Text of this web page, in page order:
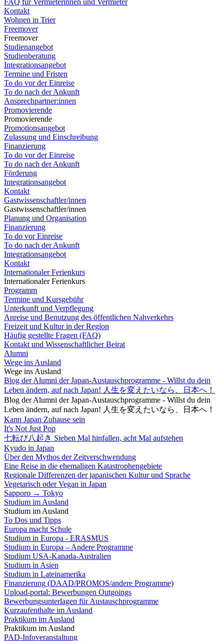
FAQ für Vermieterinnen und Vermieter
Kontakt
Wohnen in Trier
Freemover
Freemover
Studienangebot
Studienberatung
Integrationsangebot
Termine und Fristen
To do vor der Einreise
To do nach der Ankunft
Ansprechpartner:innen
Promovierende
Promovierende
Promotionsangebot
Zulassung und Einschreibung
Finanzierung
To do vor der Einreise
To do nach der Ankunft
Förderung
Integrationsangebot
Kontakt
Gastwissenschaftler/innen
Gastwissenschaftler/innen
Planung und Organisation
Finanzierung
To do vor Einreise
To do nach der Ankunft
Integrationsangebot
Kontakt
Internationaler Ferienkurs
Internationaler Ferienkurs
Programm
Termine und Kursgebühr
Unterkunft und Verpflegung
Anreise und Benutzung des öffentlichen Nahverkehrs
Freizeit und Kultur in der Region
Häufig gestellte Fragen (FAQ)
Kontakt und Wissenschaftlicher Beirat
Alumni
Wege ins Ausland
Wege ins Ausland
Blog der Alumni der Japan-Austauschprogramme - Willst du dein
Leben ändern, auf nach Japan! 人生を変えたいなら、日本へ！
Blog der Alumni der Japan-Austauschprogramme - Willst du dein
Leben ändern, auf nach Japan! 人生を変えたいなら、日本へ！
Kann Japan Zuhause sein
It's Not Just Pop
七転び八起き Sieben Mal hinfallen, acht Mal aufstehen
Kyudo in Japan
Über den Mythos der Zeitverschwendung
Eine Reise in die ehemaligen Katastrophengebiete
Regionale Differenzen der japanischen Kultur und Sprache
Vegetarisch oder Vegan in Japan
Sapporo → Tokyo
Studium im Ausland
Studium im Ausland
To Dos und Tipps
Europa macht Schule
Studium in Europa - ERASMUS
Studium in Europa – Andere Programme
Studium USA-Kanada-Australien
Studium in Asien
Studium in Lateinamerika
Finanzierung (DAAD/PROMOS/andere Programme)
Upload-portal: Bewerbungen Outgoings
Bewerbungsunterlagen für Austauschprogramme
Kurzaufenthalte im Ausland
Praktikum im Ausland
Praktikum im Ausland
PAD-Infoveranstaltung